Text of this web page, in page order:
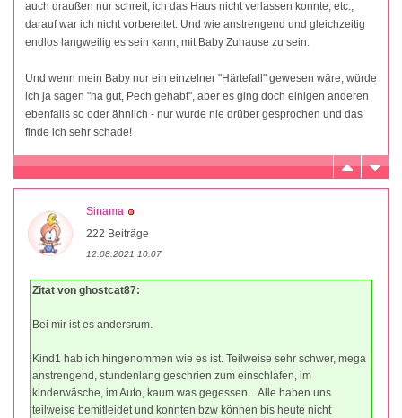
auch draußen nur schreit, ich das Haus nicht verlassen konnte, etc.,
darauf war ich nicht vorbereitet. Und wie anstrengend und gleichzeitig
endlos langweilig es sein kann, mit Baby Zuhause zu sein.
Und wenn mein Baby nur ein einzelner "Härtefall" gewesen wäre, würde
ich ja sagen "na gut, Pech gehabt", aber es ging doch einigen anderen
ebenfalls so oder ähnlich - nur wurde nie drüber gesprochen und das
finde ich sehr schade!
Sinama
222 Beiträge
12.08.2021 10:07
Zitat von ghostcat87:
Bei mir ist es andersrum.
Kind1 hab ich hingenommen wie es ist. Teilweise sehr schwer, mega
anstrengend, stundenlang geschrien zum einschlafen, im
kinderwäsche, im Auto, kaum was gegessen... Alle haben uns
teilweise bemitleidet und konnten bzw können bis heute nicht